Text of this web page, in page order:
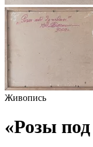
Живопись
«Розы